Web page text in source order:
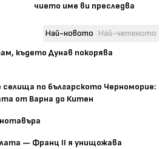
чието име ви преследва
Най-новото Най-четеното
където Дунав покорява
по българското Черноморие:
от Варна до Китен
— Франц II я унищожава